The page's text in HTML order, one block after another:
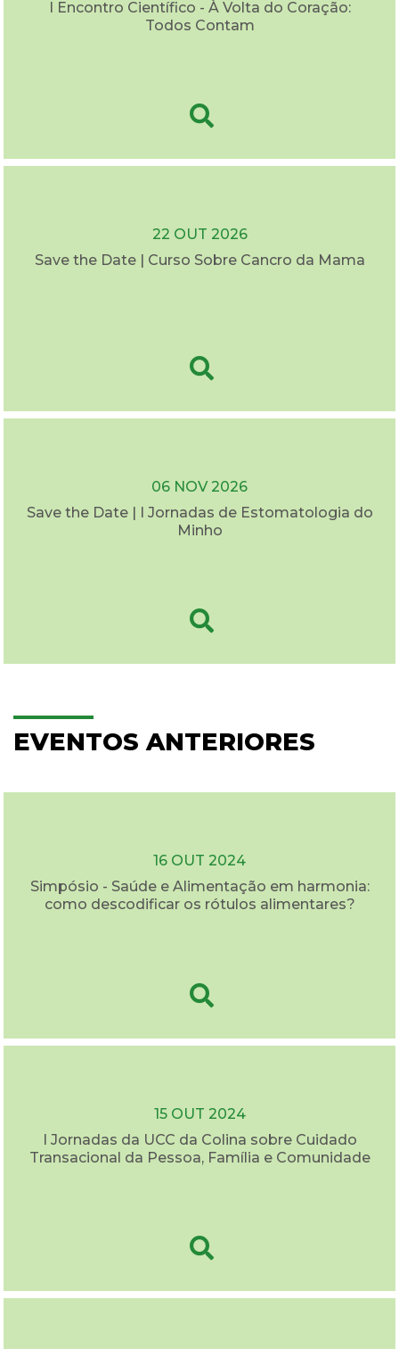
I Encontro Científico - À Volta do Coração:
Todos Contam
22 OUT 2026
Save the Date | Curso Sobre Cancro da Mama
06 NOV 2026
Save the Date | I Jornadas de Estomatologia do
Minho
EVENTOS ANTERIORES
16 OUT 2024
Simpósio - Saúde e Alimentação em harmonia:
como descodificar os rótulos alimentares?
15 OUT 2024
I Jornadas da UCC da Colina sobre Cuidado
Transacional da Pessoa, Família e Comunidade